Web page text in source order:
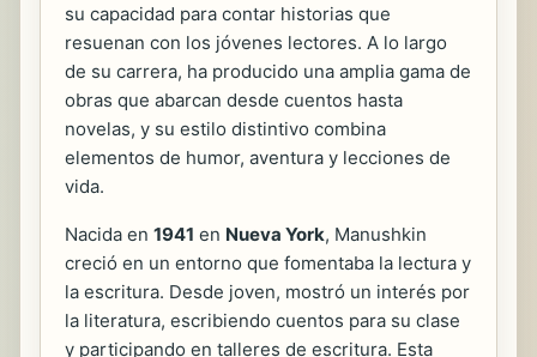
su capacidad para contar historias que
resuenan con los jóvenes lectores. A lo largo
de su carrera, ha producido una amplia gama de
obras que abarcan desde cuentos hasta
novelas, y su estilo distintivo combina
elementos de humor, aventura y lecciones de
vida.
Nacida en 1941 en Nueva York, Manushkin
creció en un entorno que fomentaba la lectura y
la escritura. Desde joven, mostró un interés por
la literatura, escribiendo cuentos para su clase
y participando en talleres de escritura. Esta